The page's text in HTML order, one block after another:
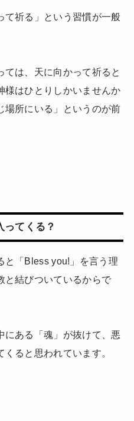
て祈る」という習慣が一般
ては、天に向かって祈ると
様はひとりしかいませんか
場所にいる」というのが前
ってくる？
と「Bless you!」を言う理
と結びついているからで
にある「魂」が抜けて、悪
ると思われています。